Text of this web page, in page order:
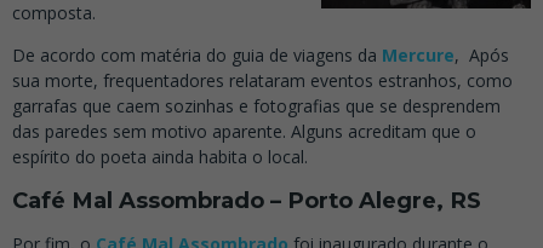
composta.
De acordo com matéria do guia de viagens da Mercure, Após
sua morte, frequentadores relataram eventos estranhos, como
garrafas que caem sozinhas e fotografias que se desprendem
das paredes sem motivo aparente. Alguns acreditam que o
espírito do poeta ainda habita o local.
Café Mal Assombrado – Porto Alegre, RS